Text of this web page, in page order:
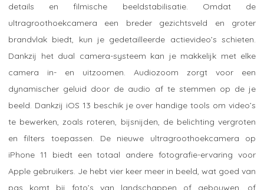
details en filmische beeldstabilisatie. Omdat de
ultragroothoekcamera een breder gezichtsveld en groter
brandvlak biedt, kun je gedetailleerde actievideo’s schieten.
Dankzij het dual camera-systeem kan je makkelijk met elke
camera in- en uitzoomen. Audiozoom zorgt voor een
dynamischer geluid door de audio af te stemmen op de je
beeld. Dankzij iOS 13 beschik je over handige tools om video’s
te bewerken, zoals roteren, bijsnijden, de belichting vergroten
en filters toepassen. De nieuwe ultragroothoekcamera op
iPhone 11 biedt een totaal andere fotografie-ervaring voor
Apple gebruikers. Je hebt vier keer meer in beeld, wat goed van
pas komt bij foto’s van landschappen of gebouwen, of